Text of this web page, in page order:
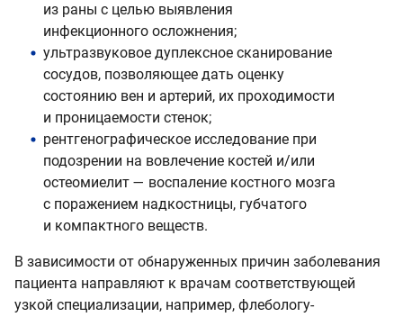
из раны с целью выявления
инфекционного осложнения;
ультразвуковое дуплексное сканирование
сосудов, позволяющее дать оценку
состоянию вен и артерий, их проходимости
и проницаемости стенок;
рентгенографическое исследование при
подозрении на вовлечение костей и/или
остеомиелит — воспаление костного мозга
с поражением надкостницы, губчатого
и компактного веществ.
В зависимости от обнаруженных причин заболевания
пациента направляют к врачам соответствующей
узкой специализации, например, флебологу-